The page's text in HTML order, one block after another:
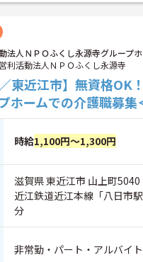
法人ＮＰＯふくし永源寺グループ
利活動法人ＮＰＯふくし永源寺
／東近江市】無資格OK
ホームでの介護職募集
時給1,100円～1,300円
滋賀県 東近江市 山上町5040
近江鉄道近江本線「八日市
分
非常勤・パート・アルバイト